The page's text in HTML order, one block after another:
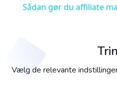
Sådan gør du affiliate
Vælg de relevante